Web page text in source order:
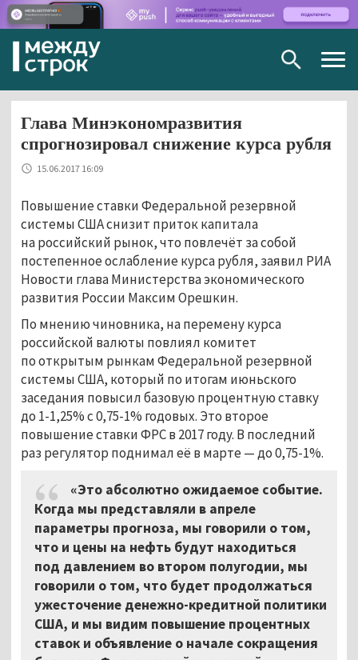
Глава Минэкономразвития
спрогнозировал снижение курса рубля
15.06.2017 16:09
Повышение ставки Федеральной резервной
системы США снизит приток капитала
на российский рынок, что повлечёт за собой
постепенное ослабление курса рубля, заявил РИА
Новости глава Министерства экономического
развития России Максим Орешкин.
По мнению чиновника, на перемену курса
российской валюты повлиял комитет
по открытым рынкам Федеральной резервной
системы США, который по итогам июньского
заседания повысил базовую процентную ставку
до 1-1,25% с 0,75-1% годовых. Это второе
повышение ставки ФРС в 2017 году. В последний
раз регулятор поднимал её в марте — до 0,75-1%.
«Это абсолютно ожидаемое событие.
Когда мы представляли в апреле
параметры прогноза, мы говорили о том,
что и цены на нефть будут находиться
под давлением во втором полугодии, мы
говорили о том, что будет продолжаться
ужесточение денежно-кредитной политики
США, и мы видим повышение процентных
ставок и объявление о начале сокращения